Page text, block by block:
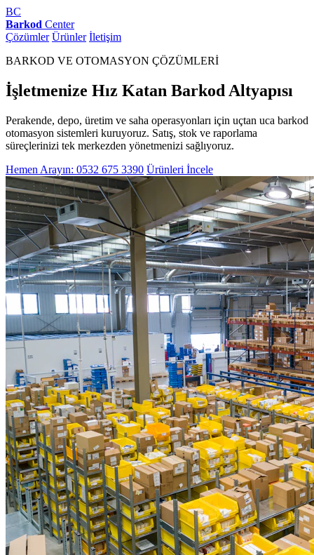
BC
Barkod Center
Çözümler Ürünler İletişim
BARKOD VE OTOMASYON ÇÖZÜMLERİ
İşletmenize Hız Katan Barkod Altyapısı
Perakende, depo, üretim ve saha operasyonları için uçtan uca barkod
otomasyon sistemleri kuruyoruz. Satış, stok ve raporlama
süreçlerinizi tek merkezden yönetmenizi sağlıyoruz.
Hemen Arayın: 0532 675 3390 Ürünleri İncele